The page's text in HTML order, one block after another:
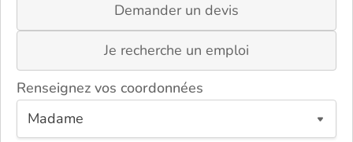
Demander un devis
Je recherche un emploi
Renseignez vos coordonnées